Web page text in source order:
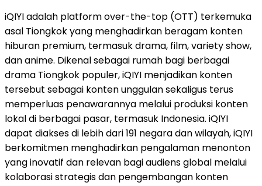
iQIYI adalah platform over-the-top (OTT) terkemuka
asal Tiongkok yang menghadirkan beragam konten
hiburan premium, termasuk drama, film, variety show,
dan anime. Dikenal sebagai rumah bagi berbagai
drama Tiongkok populer, iQIYI menjadikan konten
tersebut sebagai konten unggulan sekaligus terus
memperluas penawarannya melalui produksi konten
lokal di berbagai pasar, termasuk Indonesia. iQIYI
dapat diakses di lebih dari 191 negara dan wilayah, iQIYI
berkomitmen menghadirkan pengalaman menonton
yang inovatif dan relevan bagi audiens global melalui
kolaborasi strategis dan pengembangan konten